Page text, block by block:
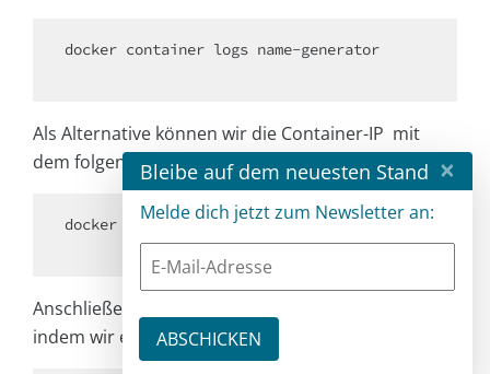
docker container logs name-generator
Als Alternative können wir die Container-IP mit
dem folgenden Befehl erhalten:
docker inspect name-generator
Anschließend können wir den Endpunkt testen,
indem wir einen zufälligen Instanznamen einholen:
Bleibe auf dem neuesten Stand ×
Melde dich jetzt zum Newsletter an: